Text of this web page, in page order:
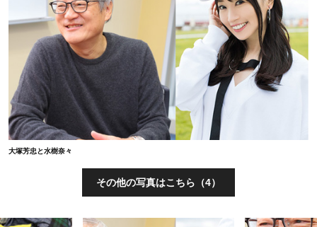
大塚芳忠と水樹奈々
その他の写真はこちら（4）